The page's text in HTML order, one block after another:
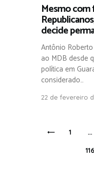
Mesmo com
decide
Antônio
ao MDB desde
política em
considerado…
22 de fevereiro
Paginação
PAGE
1 …
116